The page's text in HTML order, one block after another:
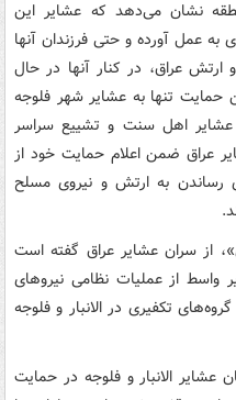
نشان می‌دهد که عشایر این
به عمل آورده و حتی فرزندان آنها
عراق، در کنار آنها در حال
حمایت تنها به عشایر شهر فلوجه
عشایر اهل سنت و تشییع سراسر
عراق ضمن اعلام حمایت خود از
رساندن به ارتش و نیروی مسلح
از سران عشایر عراق گفته است
واسط از عملیات نظامی نیروهای
تکفیری در الانبار و فلوجه
الانبار و فلوجه در حمایت